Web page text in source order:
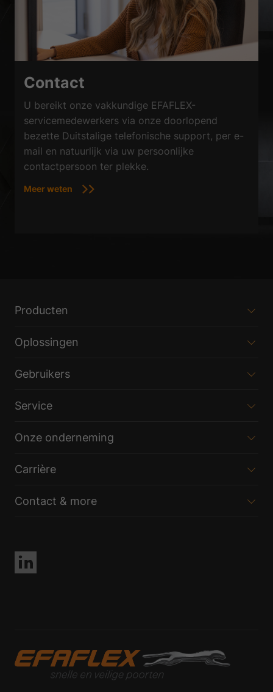
Contact
U bereikt onze vakkundige EFAFLEX-
servicemedewerkers via onze doorlopend
bezette Duitstalige telefonische support, per e-
mail en natuurlijk via uw persoonlijke
contactpersoon ter plekke.
Meer weten
Producten
Oplossingen
Gebruikers
Service
Onze onderneming
Carrière
Contact & more